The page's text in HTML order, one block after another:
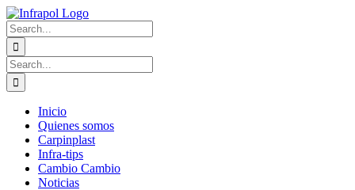
Skip
to
content
Search
for:
Search
for:
Inicio
Quienes somos
Carpinplast
Infra-tips
Cambio Cambio
Noticias